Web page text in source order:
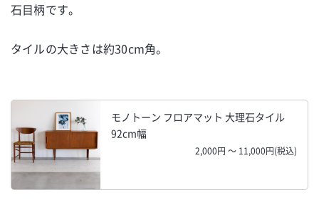
石目柄です。
タイルの大きさは約30cm角。
モノトーン フロアマット 大理石タイル
92cm幅
2,000円 ～ 11,000円(税込)